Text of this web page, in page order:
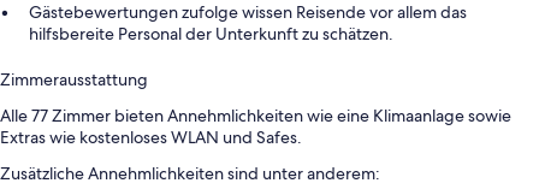
Gästebewertungen zufolge wissen Reisende vor allem das
hilfsbereite Personal der Unterkunft zu schätzen.
Zimmerausstattung
Alle 77 Zimmer bieten Annehmlichkeiten wie eine Klimaanlage sowie
Extras wie kostenloses WLAN und Safes.
Zusätzliche Annehmlichkeiten sind unter anderem: